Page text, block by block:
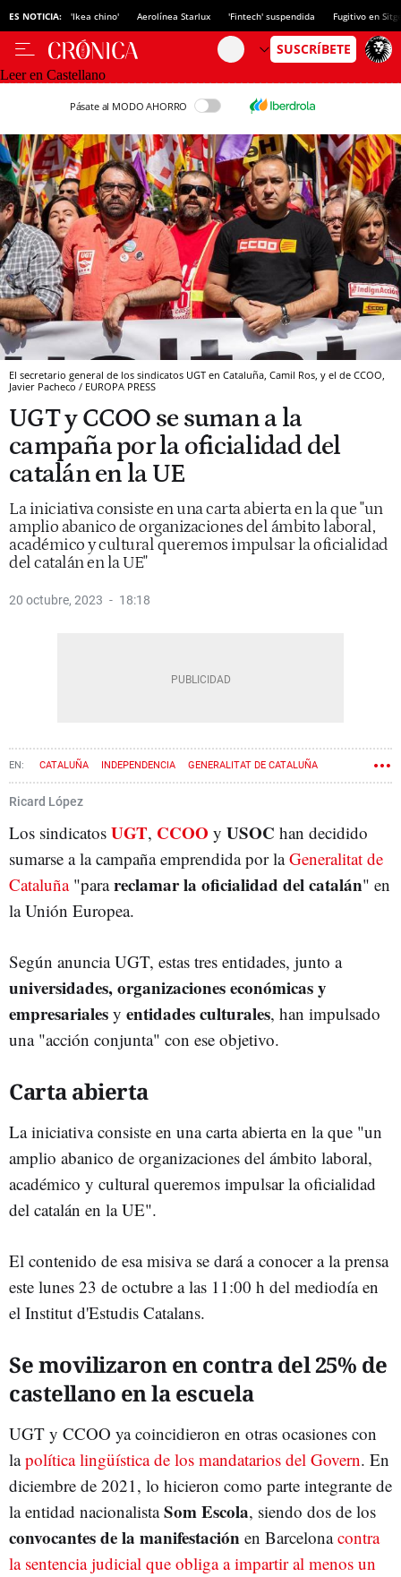
ES NOTICIA: 'Ikea chino' Aerolínea Starlux 'Fintech' suspendida Fugitivo en
Leer en Castellano
Pásate al MODO AHORRO
El secretario general de los sindicatos UGT en Cataluña, Camil Ros, y el de CCOO,
Javier Pacheco / EUROPA PRESS
UGT y CCOO se suman a la
campaña por la oficialidad del
catalán en la UE
La iniciativa consiste en una carta abierta en la que "un
amplio abanico de organizaciones del ámbito laboral,
académico y cultural queremos impulsar la oficialidad
del catalán en la UE"
20 octubre, 2023 18:18
CATALUÑA INDEPENDENCIA GENERALITAT DE CATALUÑA
BILINGÜISMO
LENGUA CASTELLANA UNIÓN EUROPEA CCOO UGT PROCÉS
MERITXELL SERRET DEPARTAMENTO DE ACCIÓN EXTERIOR
Ricard López
Los sindicatos UGT, CCOO y USOC han decidido
sumarse a la campaña emprendida por laGeneralitat de
Cataluña"parareclamar la oficialidad del catalán" en
la Unión Europea.
Según anuncia UGT, estas tres entidades, junto a
universidades, organizaciones económicas y
empresariales y entidades culturales, han impulsado
una "acción conjunta" con ese objetivo.
Carta abierta
La iniciativa consiste en una carta abierta en la que "un
amplio abanico de organizaciones del ámbito laboral,
académico y cultural queremos impulsar la oficialidad
del catalán en la UE".
El contenido de esa misiva se dará a conocer a la prensa
este lunes 23 de octubre a las 11:00 h del mediodía en
el Institut d'Estudis Catalans.
Se movilizaron en contra del 25% de
castellano en la escuela
UGT y CCOO ya coincidieron en otras ocasiones con
lapolítica lingüística de los mandatarios del Govern. En
diciembre de 2021, lo hicieron como parte integrante de
la entidad nacionalistaSom Escola, siendo dos de los
convocantes de la manifestación en Barcelonacontra
la sentencia judicial que obliga a impartir al menos un